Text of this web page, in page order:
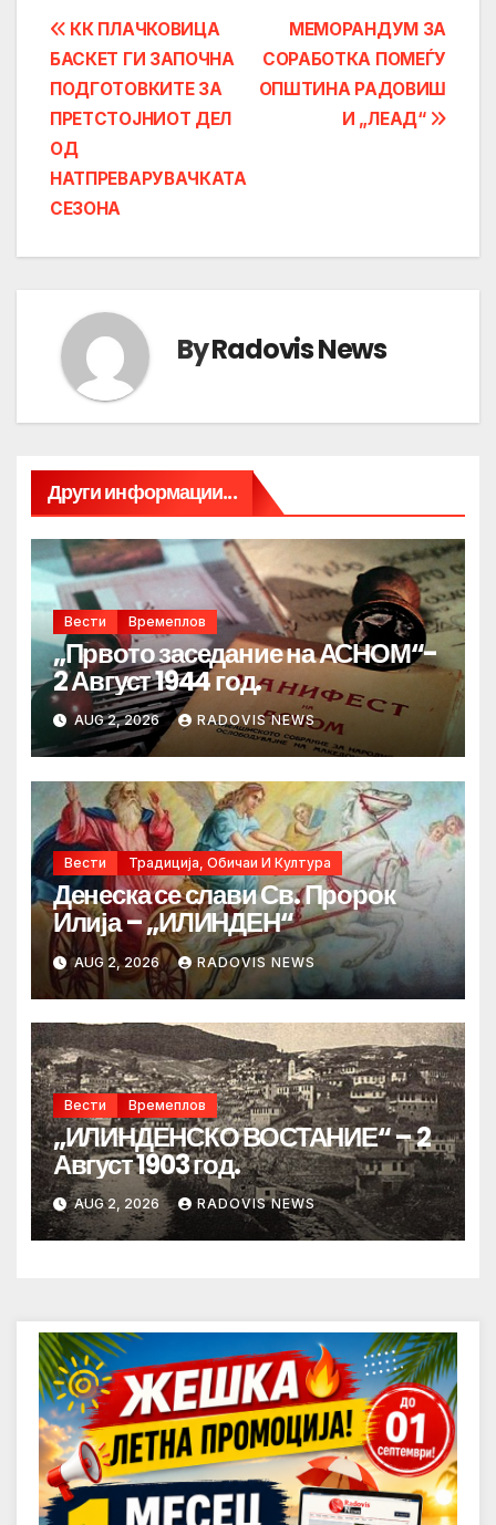
Post
navigation
МЕМОРАНДУМ ЗА
СОРАБОТКА ПОМЕЃУ
ОПШТИНА РАДОВИШ
И „ЛЕАД“
КК ПЛАЧКОВИЦА
БАСКЕТ ГИ ЗАПОЧНА
ПОДГОТОВКИТЕ ЗА
ПРЕТСТОЈНИОТ ДЕЛ
ОД
НАТПРЕВАРУВАЧКАТА
СЕЗОНА
ByRadovis News
Други информации...
Вести Времеплов
„Првото заседание на АСНОМ“-
2 Август 1944 год.
AUG 2, 2026 RADOVIS NEWS
Вести Традиција, Обичаи И Култура
Денеска се слави Св. Пророк
Илија – „ИЛИНДЕН“
AUG 2, 2026 RADOVIS NEWS
Вести Времеплов
„ИЛИНДЕНСКО ВОСТАНИЕ“ – 2
Август 1903 год.
AUG 2, 2026 RADOVIS NEWS